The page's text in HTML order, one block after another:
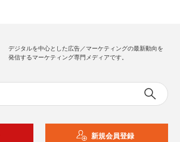
デジタルを中心とした広告／マーケティングの最新動向を
発信するマーケティング専門メディアです。
新規会員登録